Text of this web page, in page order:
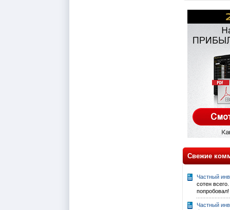
Свежие
Частный
сотен
попробовал!
Частный